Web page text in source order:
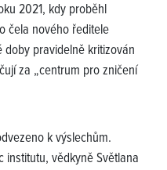
2021, kdy proběhl
čela nového ředitele
pravidelně kritizován
za „centrum pro zničení
k výslechům.
institutu, vědkyně Světlana